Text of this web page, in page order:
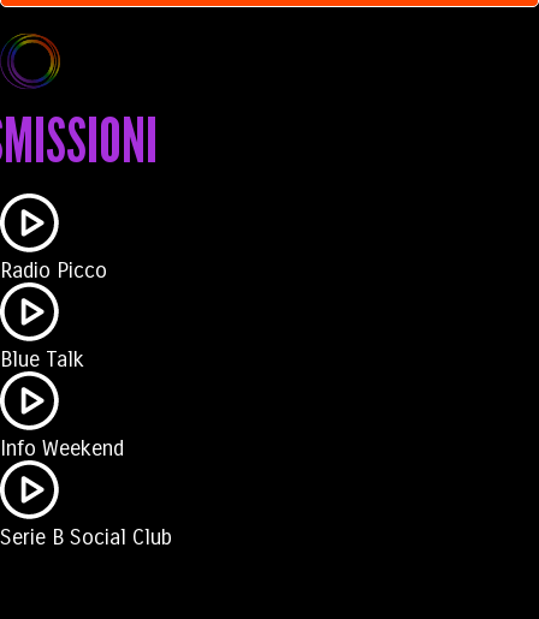
Radio Picco
Blue Talk
Info Weekend
Serie B Social Club